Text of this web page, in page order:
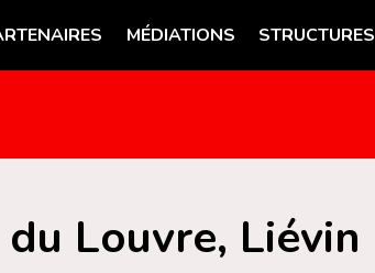
MÉDIATIONS STRUCTURES
Louvre, Liévin